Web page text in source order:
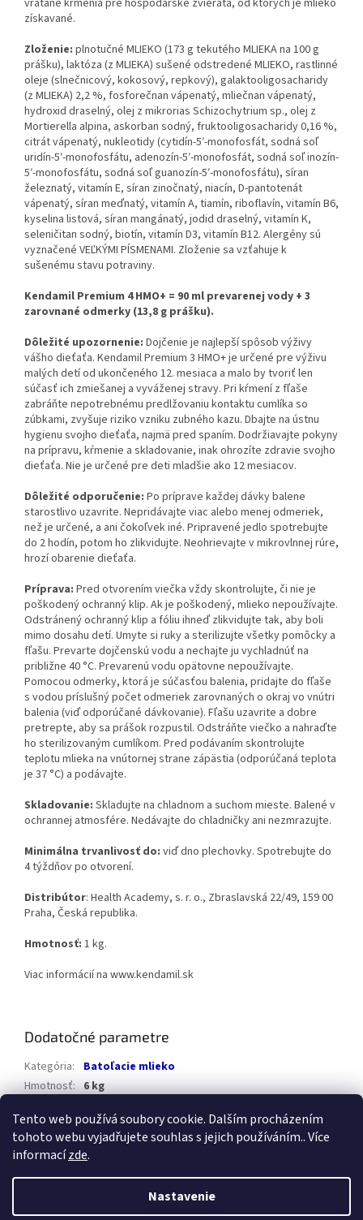
Tento web používá soubory cookie. Dalším procházením
tohoto webu vyjadřujete souhlas s jejich používáním.. Více
informacízde.
Nastavenie
vrátane kŕmenia pre hospodárske zvieratá, od ktorých je mlieko
získavané.
Zloženie: plnotučné MLIEKO (173 g tekutého MLIEKA na 100 g
prášku), laktóza (z MLIEKA) sušené odstredené MLIEKO, rastlinné
oleje (slnečnicový, kokosový, repkový), galaktooligosacharidy
(z MLIEKA) 2,2 %, fosforečnan vápenatý, mliečnan vápenatý,
hydroxid draselný, olej z mikrorias Schizochytrium sp., olej z
Mortierella alpina, askorban sodný, fruktooligosacharidy 0,16 %,
citrát vápenatý, nukleotidy (cytidín-5′-monofosfát, sodná soľ
uridín-5′-monofosfátu, adenozín-5′-monofosfát, sodná soľ inozín-
5′-monofosfátu, sodná soľ guanozín-5′-monofosfátu), síran
železnatý, vitamín E, síran zinočnatý, niacín, D-pantotenát
vápenatý, síran meďnatý, vitamín A, tiamín, riboflavín, vitamín B6,
kyselina listová, síran mangánatý, jodid draselný, vitamín K,
seleničitan sodný, biotín, vitamín D3, vitamín B12. Alergény sú
vyznačené VEĽKÝMI PÍSMENAMI. Zloženie sa vzťahuje k
sušenému stavu potraviny.
Kendamil Premium 4 HMO+ = 90 ml prevarenej vody + 3
zarovnané odmerky (13,8 g prášku).
Dôležité upozornenie: Dojčenie je najlepší spôsob výživy
vášho dieťaťa. Kendamil Premium 3 HMO+ je určené pre výživu
malých detí od ukončeného 12. mesiaca a malo by tvoriť len
súčasť ich zmiešanej a vyváženej stravy. Pri kŕmení z fľaše
zabráňte nepotrebnému predlžovaniu kontaktu cumlíka so
zúbkami, zvyšuje riziko vzniku zubného kazu. Dbajte na ústnu
hygienu svojho dieťaťa, najmä pred spaním. Dodržiavajte pokyny
na prípravu, kŕmenie a skladovanie, inak ohrozíte zdravie svojho
dieťaťa. Nie je určené pre deti mladšie ako 12 mesiacov.
Dôležité odporučenie: Po príprave každej dávky balene
starostlivo uzavrite. Nepridávajte viac alebo menej odmeriek,
než je určené, a ani čokoľvek iné. Pripravené jedlo spotrebujte
do 2 hodín, potom ho zlikvidujte. Neohrievajte v mikrovlnnej rúre,
hrozí obarenie dieťaťa.
Príprava: Pred otvorením viečka vždy skontrolujte, či nie je
poškodený ochranný klip. Ak je poškodený, mlieko nepoužívajte.
Odstránený ochranný klip a fóliu ihneď zlikvidujte tak, aby boli
mimo dosahu detí. Umyte si ruky a sterilizujte všetky pomôcky a
fľašu. Prevarte dojčenskú vodu a nechajte ju vychladnúť na
približne 40 °C. Prevarenú vodu opätovne nepoužívajte.
Pomocou odmerky, ktorá je súčasťou balenia, pridajte do fľaše
s vodou príslušný počet odmeriek zarovnaných o okraj vo vnútri
balenia (viď odporúčané dávkovanie). Fľašu uzavrite a dobre
pretrepte, aby sa prášok rozpustil. Odstráňte viečko a nahraďte
ho sterilizovaným cumlíkom. Pred podávaním skontrolujte
teplotu mlieka na vnútornej strane zápästia (odporúčaná teplota
je 37 °C) a podávajte.
Skladovanie: Skladujte na chladnom a suchom mieste. Balené v
ochrannej atmosfére. Nedávajte do chladničky ani nezmrazujte.
Minimálna trvanlivosť do: viď dno plechovky. Spotrebujte do
4 týždňov po otvorení.
Distribútor: Health Academy, s. r. o., Zbraslavská 22/49, 159 00
Praha, Česká republika.
Hmotnosť: 1 kg.
Viac informácií na www.kendamil.sk
Dodatočné parametre
Kategória:
Batoľacie mlieko
Hmotnosť: 6 kg